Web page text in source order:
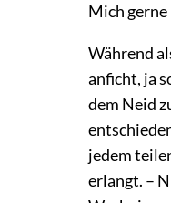
Mich
Während
anficht, ja
dem Neid
jedem
erlangt. –